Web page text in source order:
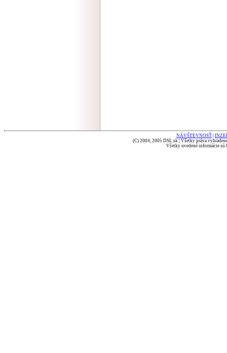
NÁVŠTEVNOSŤ
(C) 2004, 2005 DSL.sk | Všetky práva
Všetky uvedené informácie sú